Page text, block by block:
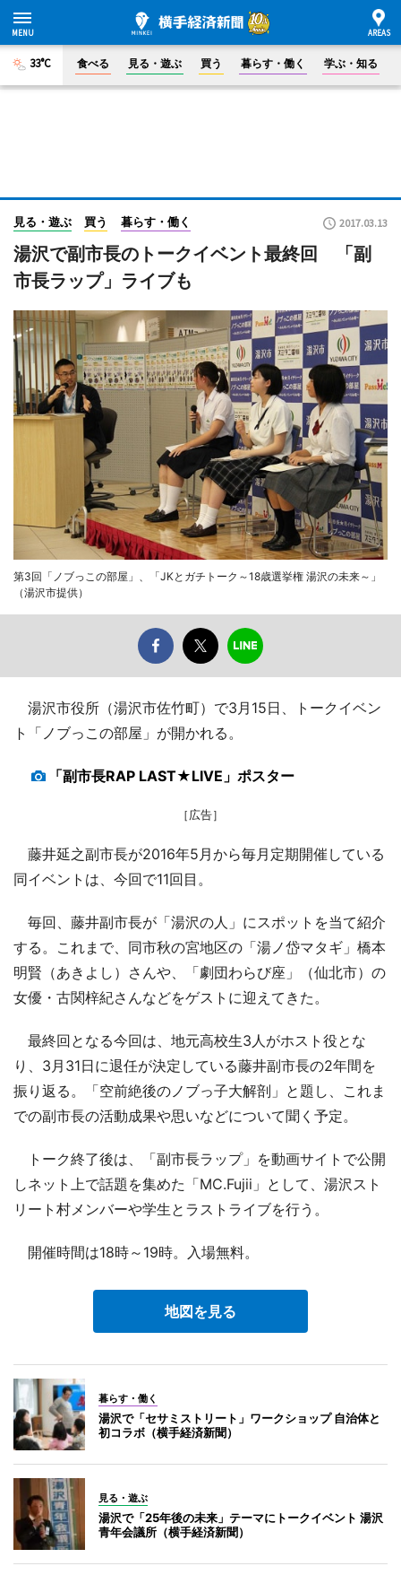
33°C 食べる 見る・遊ぶ 買う 暮らす・働く 学ぶ・知る
見る・遊ぶ 買う 暮らす・働く 2017.03.13
湯沢で副市長のトークイベント最終回 「副
市長ラップ」ライブも
第3回「ノブっこの部屋」、「JKとガチトーク～18歳選挙権 湯沢の未来～」
（湯沢市提供）
湯沢市役所（湯沢市佐竹町）で3月15日、トークイベン
ト「ノブっこの部屋」が開かれる。
「副市長RAP LAST★LIVE」ポスター
［広告］
藤井延之副市長が2016年5月から毎月定期開催している
同イベントは、今回で11回目。
毎回、藤井副市長が「湯沢の人」にスポットを当て紹介
する。これまで、同市秋の宮地区の「湯ノ岱マタギ」橋本
明賢（あきよし）さんや、「劇団わらび座」（仙北市）の
女優・古関梓紀さんなどをゲストに迎えてきた。
最終回となる今回は、地元高校生3人がホスト役とな
り、3月31日に退任が決定している藤井副市長の2年間を
振り返る。「空前絶後のノブっ子大解剖」と題し、これま
での副市長の活動成果や思いなどについて聞く予定。
トーク終了後は、「副市長ラップ」を動画サイトで公開
しネット上で話題を集めた「MC.Fujii」として、湯沢スト
リート村メンバーや学生とラストライブを行う。
開催時間は18時～19時。入場無料。
地図を見る
暮らす・働く
湯沢で「セサミストリート」ワークショップ 自治体と
初コラボ（横手経済新聞）
見る・遊ぶ
湯沢で「25年後の未来」テーマにトークイベント 湯沢
青年会議所（横手経済新聞）